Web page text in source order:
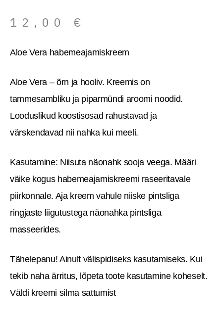
12,00 €
Aloe Vera habemeajamiskreem
Aloe Vera – õrn ja hooliv. Kreemis on
tammesambliku ja piparmündi aroomi noodid.
Looduslikud koostisosad rahustavad ja
värskendavad nii nahka kui meeli.
Kasutamine: Niisuta näonahk sooja veega. Määri
väike kogus habemeajamiskreemi raseeritavale
piirkonnale. Aja kreem vahule niiske pintsliga
ringjaste liigutustega näonahka pintsliga
masseerides.
Tähelepanu! Ainult välispidiseks kasutamiseks. Kui
tekib naha ärritus, lõpeta toote kasutamine koheselt.
Väldi kreemi silma sattumist